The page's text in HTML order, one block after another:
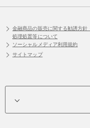
金融商品の販売に関する勧誘方針
処理処置等について
ソーシャルメディア利用規約
サイトマップ